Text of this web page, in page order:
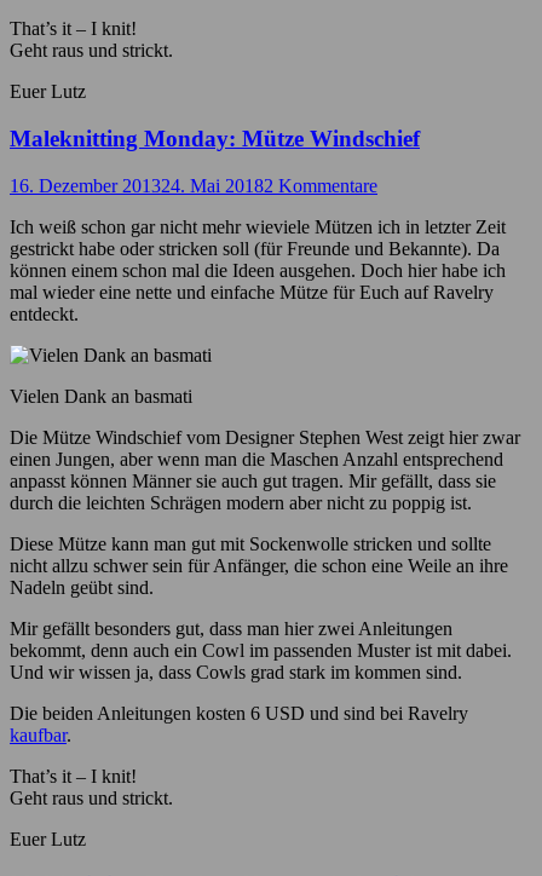
That’s it – I knit!
Geht raus und strickt.
Euer Lutz
Maleknitting Monday: Mütze Windschief
16. Dezember 201324. Mai 20182 Kommentare
Ich weiß schon gar nicht mehr wieviele Mützen ich in letzter Zeit
gestrickt habe oder stricken soll (für Freunde und Bekannte). Da
können einem schon mal die Ideen ausgehen. Doch hier habe ich
mal wieder eine nette und einfache Mütze für Euch auf Ravelry
entdeckt.
Vielen Dank an basmati
Die Mütze Windschief vom Designer Stephen West zeigt hier zwar
einen Jungen, aber wenn man die Maschen Anzahl entsprechend
anpasst können Männer sie auch gut tragen. Mir gefällt, dass sie
durch die leichten Schrägen modern aber nicht zu poppig ist.
Diese Mütze kann man gut mit Sockenwolle stricken und sollte
nicht allzu schwer sein für Anfänger, die schon eine Weile an ihre
Nadeln geübt sind.
Mir gefällt besonders gut, dass man hier zwei Anleitungen
bekommt, denn auch ein Cowl im passenden Muster ist mit dabei.
Und wir wissen ja, dass Cowls grad stark im kommen sind.
Die beiden Anleitungen kosten 6 USD und sind bei Ravelry
kaufbar.
That’s it – I knit!
Geht raus und strickt.
Euer Lutz